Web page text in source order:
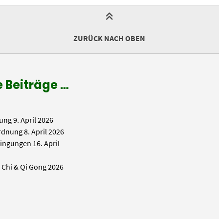
ZURÜCK NACH OBEN
Beiträge …
9. April 2026
8. April 2026
16. April
& Qi Gong 2026